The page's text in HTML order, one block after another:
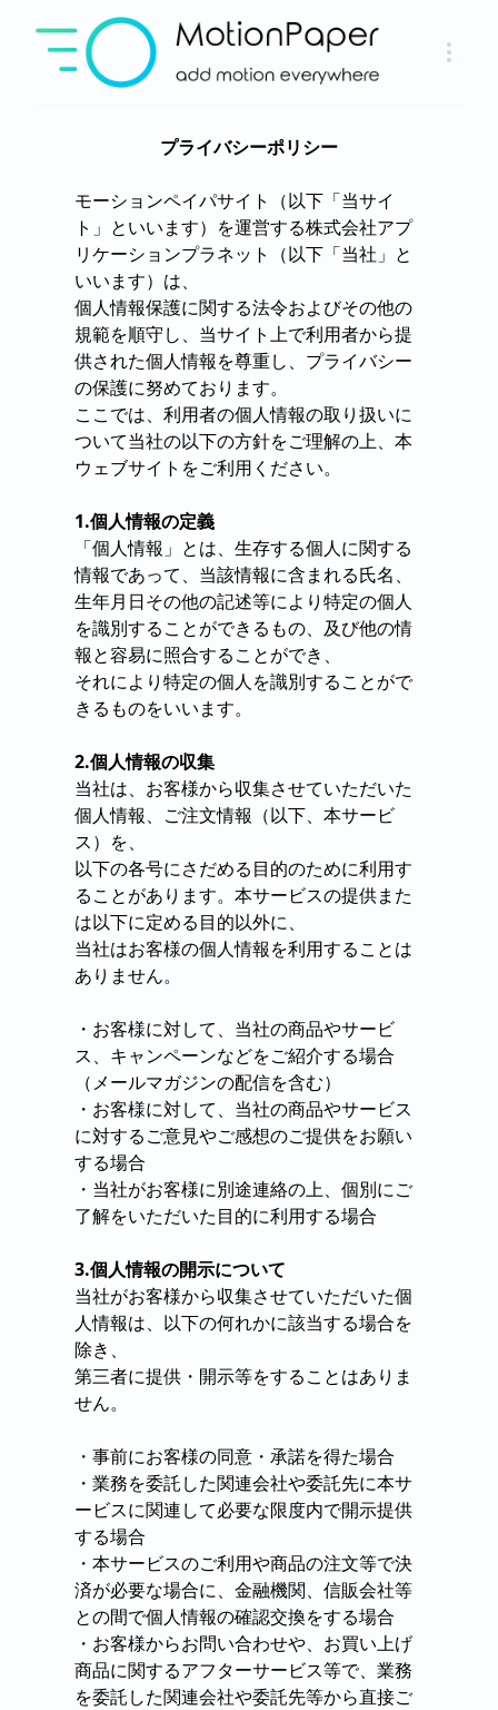
プライバシーポリシー
モーションペイパサイト（以下「当サイ
ト」といいます）を運営する株式会社アプ
リケーションプラネット（以下「当社」と
いいます）は、
個人情報保護に関する法令およびその他の
規範を順守し、当サイト上で利用者から提
供された個人情報を尊重し、プライバシー
の保護に努めております。
ここでは、利用者の個人情報の取り扱いに
ついて当社の以下の方針をご理解の上、本
ウェブサイトをご利用ください。
1.個人情報の定義
「個人情報」とは、生存する個人に関する
情報であって、当該情報に含まれる氏名、
生年月日その他の記述等により特定の個人
を識別することができるもの、及び他の情
報と容易に照合することができ、
それにより特定の個人を識別することがで
きるものをいいます。
2.個人情報の収集
当社は、お客様から収集させていただいた
個人情報、ご注文情報（以下、本サービ
ス）を、
以下の各号にさだめる目的のために利用す
ることがあります。本サービスの提供また
は以下に定める目的以外に、
当社はお客様の個人情報を利用することは
ありません。
・お客様に対して、当社の商品やサービ
ス、キャンペーンなどをご紹介する場合
（メールマガジンの配信を含む）
・お客様に対して、当社の商品やサービス
に対するご意見やご感想のご提供をお願い
する場合
・当社がお客様に別途連絡の上、個別にご
了解をいただいた目的に利用する場合
3.個人情報の開示について
当社がお客様から収集させていただいた個
人情報は、以下の何れかに該当する場合を
除き、
第三者に提供・開示等をすることはありま
せん。
・事前にお客様の同意・承諾を得た場合
・業務を委託した関連会社や委託先に本サ
ービスに関連して必要な限度内で開示提供
する場合
・本サービスのご利用や商品の注文等で決
済が必要な場合に、金融機関、信販会社等
との間で個人情報の確認交換をする場合
・お客様からお問い合わせや、お買い上げ
商品に関するアフターサービス等で、業務
を委託した関連会社や委託先等から直接ご